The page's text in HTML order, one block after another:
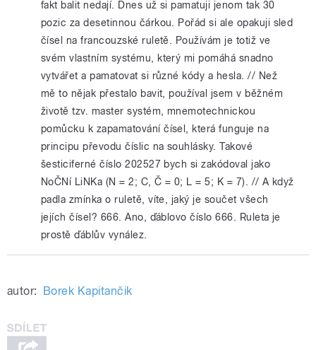
fakt balit nedají. Dnes už si pamatuji jenom tak 30
pozic za desetinnou čárkou. Pořád si ale opakuji sled
čísel na francouzské ruletě. Používám je totiž ve
svém vlastním systému, který mi pomáhá snadno
vytvářet a pamatovat si různé kódy a hesla. // Než
mě to nějak přestalo bavit, používal jsem v běžném
životě tzv. master systém, mnemotechnickou
pomůcku k zapamatování čísel, která funguje na
principu převodu číslic na souhlásky. Takové
šesticiferné číslo 202527 bych si zakódoval jako
NoČNí LiNKa (N = 2; C, Č = 0; L = 5; K = 7). // A když
padla zmínka o ruletě, víte, jaký je součet všech
jejích čísel? 666. Ano, ďáblovo číslo 666. Ruleta je
prostě ďáblův vynález.
autor: Borek Kapitančik